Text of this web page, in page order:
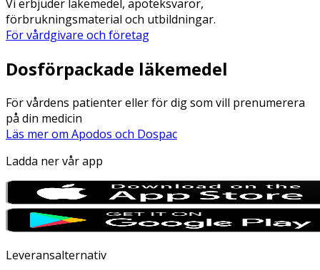
Vi erbjuder läkemedel, apoteksvaror,
förbrukningsmaterial och utbildningar.
För vårdgivare och företag
Dosförpackade läkemedel
För vårdens patienter eller för dig som vill prenumerera
på din medicin
Läs mer om Apodos och Dospac
Ladda ner vår app
Leveransalternativ